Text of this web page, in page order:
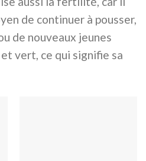
de continuer à pousser,
de nouveaux jeunes
vert, ce qui signifie sa